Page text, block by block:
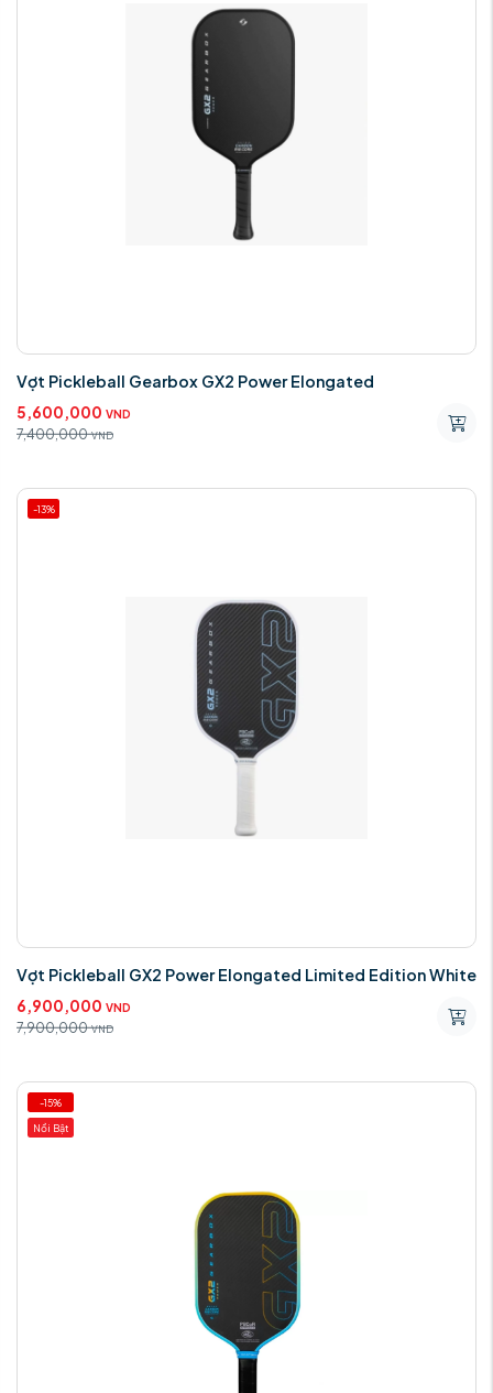
Vợt Pickleball Gearbox GX2 Power Elongated
5,600,000 VND
7,400,000 VND
-13%
Vợt Pickleball GX2 Power Elongated Limited Edition White
6,900,000 VND
7,900,000 VND
-15%
Nổi Bật